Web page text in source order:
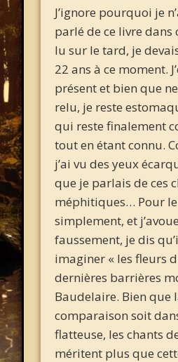
J’ignore pourquoi je
parlé de ce livre dans
lu sur le tard, je
22 ans à ce moment.
présent et bien que
relu, je reste
qui reste finalement
tout en étant connu.
j’ai vu des yeux
que je parlais de ces
méphitiques… Pour
simplement, et
faussement, je dis
imaginer « les fleurs
dernières barrières
Baudelaire. Bien que
comparaison soit
flatteuse, les chants
méritent plus que